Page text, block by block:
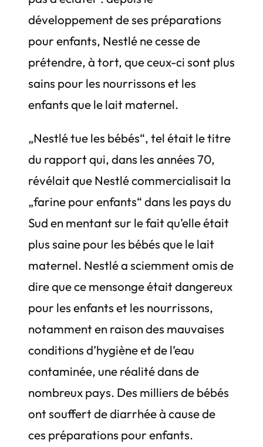
développement de ses préparations
pour enfants, Nestlé ne cesse de
prétendre, à tort, que ceux-ci sont plus
sains pour les nourrissons et les
enfants que le lait maternel.
„Nestlé tue les bébés“, tel était le titre
du rapport qui, dans les années 70,
révélait que Nestlé commercialisait la
„farine pour enfants“ dans les pays du
Sud en mentant sur le fait qu’elle était
plus saine pour les bébés que le lait
maternel. Nestlé a sciemment omis de
dire que ce mensonge était dangereux
pour les enfants et les nourrissons,
notamment en raison des mauvaises
conditions d’hygiène et de l’eau
contaminée, une réalité dans de
nombreux pays. Des milliers de bébés
ont souffert de diarrhée à cause de
ces préparations pour enfants.